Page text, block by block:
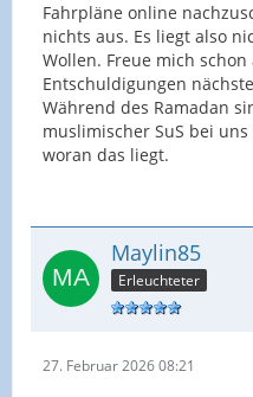
Fahrpläne online
nichts aus. Es liegt also
Wollen. Freue mich
Entschuldigungen
Während des Ramadan
muslimischer SuS bei
woran das liegt.
Maylin85
Erleuchteter
27. Februar 2026 08:21